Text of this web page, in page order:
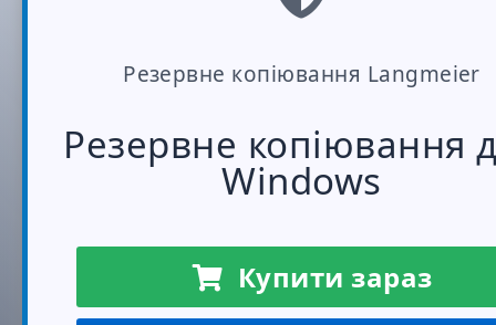
Резервне копіювання Langmeier
Резервне копіювання
Windows
Купити зараз